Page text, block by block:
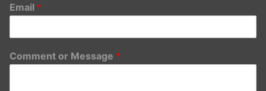
Email *
Comment or Message *